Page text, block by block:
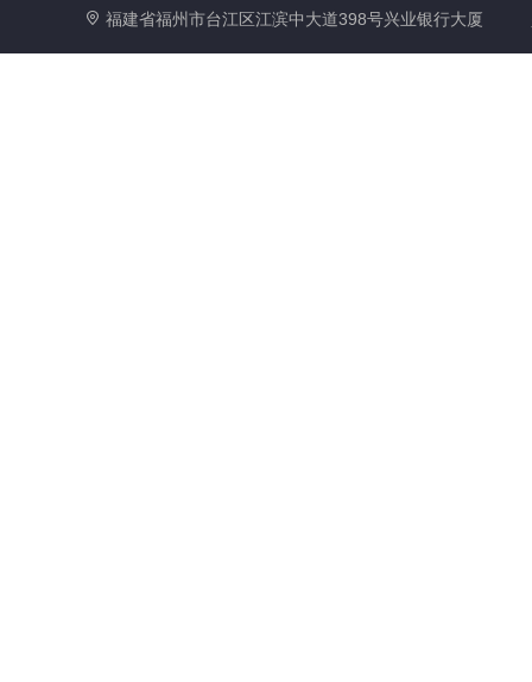
福建省福州市台江区江滨中大道398号兴业银行大厦